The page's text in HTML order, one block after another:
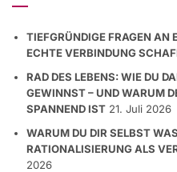
TIEFGRÜNDIGE FRAGEN AN
ECHTE VERBINDUNG
RAD DES LEBENS: WIE DU
GEWINNST – UND WARUM
SPANNEND IST 21. Juli 2026
WARUM DU DIR SELBST
RATIONALISIERUNG ALS
2026